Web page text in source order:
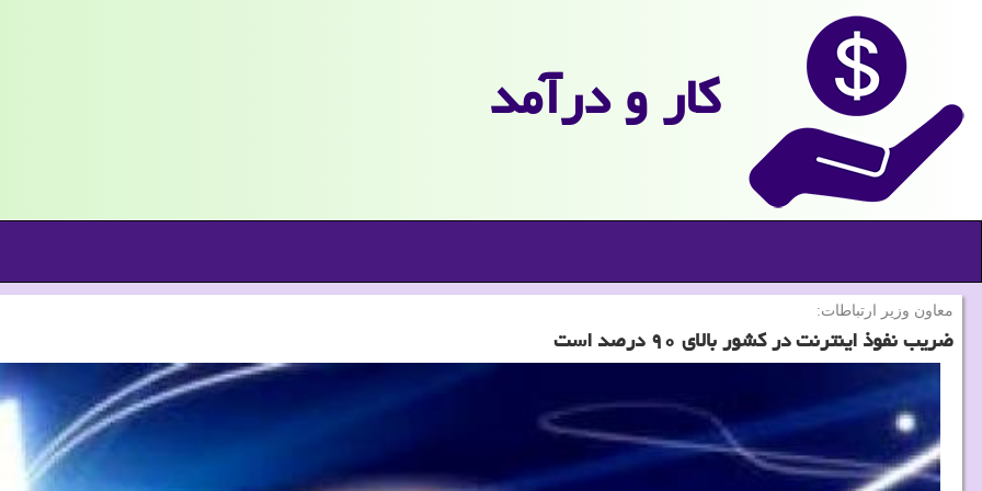
كار و درآمد
معاون وزیر ارتباطات:
ضریب نفوذ اینترنت در كشور بالای ۹۰ درصد است